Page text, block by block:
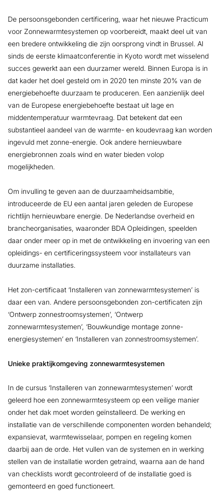
De persoonsgebonden certificering, waar het nieuwe Practicum
voor Zonnewarmtesystemen op voorbereidt, maakt deel uit van
een bredere ontwikkeling die zijn oorsprong vindt in Brussel. Al
sinds de eerste klimaatconferentie in Kyoto wordt met wisselend
succes gewerkt aan een duurzamer wereld. Binnen Europa is in
dat kader het doel gesteld om in 2020 ten minste 20% van de
energiebehoefte duurzaam te produceren. Een aanzienlijk deel
van de Europese energiebehoefte bestaat uit lage en
middentemperatuur warmtevraag. Dat betekent dat een
substantieel aandeel van de warmte- en koudevraag kan worden
ingevuld met zonne-energie. Ook andere hernieuwbare
energiebronnen zoals wind en water bieden volop
mogelijkheden.
Om invulling te geven aan de duurzaamheidsambitie,
introduceerde de EU een aantal jaren geleden de Europese
richtlijn hernieuwbare energie. De Nederlandse overheid en
brancheorganisaties, waaronder BDA Opleidingen, speelden
daar onder meer op in met de ontwikkeling en invoering van een
opleidings- en certificeringssysteem voor installateurs van
duurzame installaties.
Het zon-certificaat ‘Installeren van zonnewarmtesystemen’ is
daar een van. Andere persoonsgebonden zon-certificaten zijn
‘Ontwerp zonnestroomsystemen’, ‘Ontwerp
zonnewarmtesystemen’, ‘Bouwkundige montage zonne-
energiesystemen’ en ‘Installeren van zonnestroomsystemen’.
Unieke praktijkomgeving zonnewarmtesystemen
In de cursus ‘Installeren van zonnewarmtesystemen’ wordt
geleerd hoe een zonnewarmtesysteem op een veilige manier
onder het dak moet worden geïnstalleerd. De werking en
installatie van de verschillende componenten worden behandeld;
expansievat, warmtewisselaar, pompen en regeling komen
daarbij aan de orde. Het vullen van de systemen en in werking
stellen van de installatie worden getraind, waarna aan de hand
van checklists wordt gecontroleerd of de installatie goed is
gemonteerd en goed functioneert.